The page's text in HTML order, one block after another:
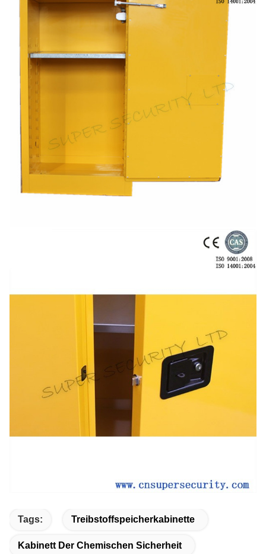
Tags: Treibstoffspeicherkabinette
Kabinett Der Chemischen Sicherheit